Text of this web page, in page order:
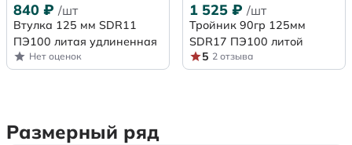
840 ₽ /шт
Втулка 125 мм SDR11
ПЭ100 литая удлиненная
Нет оценок
1 525 ₽ /шт
Тройник 90гр 125мм
SDR17 ПЭ100 литой
5 2 отзыва
Размерный ряд